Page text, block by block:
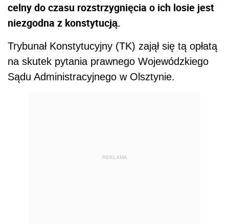
celny do czasu rozstrzygnięcia o ich losie jest
niezgodna z konstytucją.
Trybunał Konstytucyjny (TK) zajął się tą opłatą
na skutek pytania prawnego Wojewódzkiego
Sądu Administracyjnego w Olsztynie.
REKLAMA